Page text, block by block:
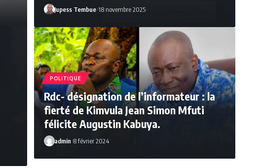
admin
Jupess Tembue 18 novembre 2025
POLITIQUE
Rdc- désignation de l’informateur : la
fierté de Kimvula Jean Simon Mfuti
félicite Augustin Kabuya.
admin 8 février 2024